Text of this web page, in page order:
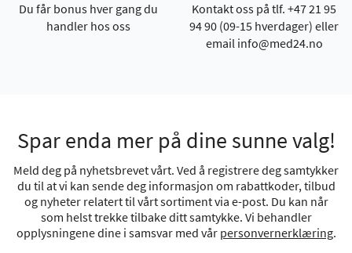
Du får bonus hver gang du
handler hos oss
Kontakt oss på tlf. +47 21 95
94 90 (09-15 hverdager) eller
email info@med24.no
Spar enda mer på dine sunne valg!
Meld deg på nyhetsbrevet vårt. Ved å registrere deg samtykker
du til at vi kan sende deg informasjon om rabattkoder, tilbud
og nyheter relatert til vårt sortiment via e-post. Du kan når
som helst trekke tilbake ditt samtykke. Vi behandler
opplysningene dine i samsvar med vår personvernerklæring.